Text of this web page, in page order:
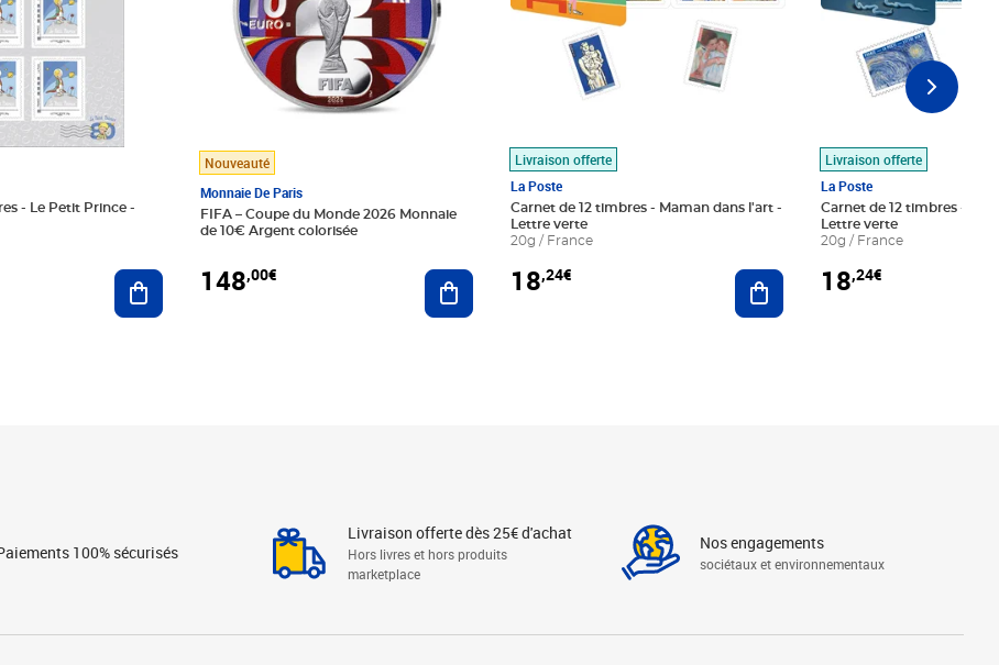
- Le Petit Prince -
Ajouter au panier
Nouveauté
Monnaie De Paris
FIFA – Coupe du Monde 2026 Monnaie
de 10€ Argent colorisée
148,00€ Ajouter au panier
Livraison offerte
La Poste
Carnet de 12 timbres - Maman dans l'art -
Lettre verte
20g / France
18,24€ Ajouter au panier
Livraison offerte
La Poste
Carnet de 12 timbres - Le
Lettre verte
20g / France
18,24€
100% sécurisés
Livraison offerte dès 25€ d'achat
Hors livres et hors produits
marketplace
Nos engagements
sociétaux et environnementaux